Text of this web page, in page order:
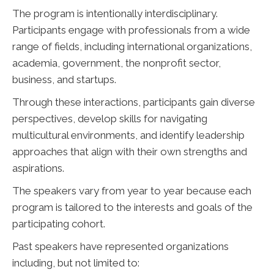
The program is intentionally interdisciplinary.
Participants engage with professionals from a wide
range of fields, including international organizations,
academia, government, the nonprofit sector,
business, and startups.
Through these interactions, participants gain diverse
perspectives, develop skills for navigating
multicultural environments, and identify leadership
approaches that align with their own strengths and
aspirations.
The speakers vary from year to year because each
program is tailored to the interests and goals of the
participating cohort.
Past speakers have represented organizations
including, but not limited to: